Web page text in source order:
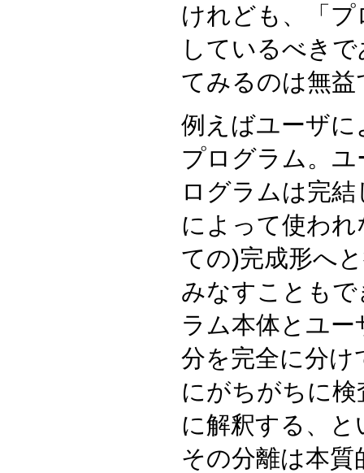
けれども、「
しているべき
てみるのは無
例えばユーザ
プログラム。
ログラムは完
によって使わ
ての)完成形へ
みなすことも
ラム本体とユ
分を完全に分け
にがちがちに
に解釈する、
その分離は本